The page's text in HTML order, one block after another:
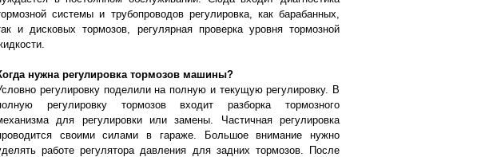
системы и трубопроводов регулировка, как барабанных,
и дисковых тормозов, регулярная проверка уровня тормозной
нужна регулировка тормозов машины?
регулировку поделили на полную и текущую регулировку. В
регулировку тормозов входит разборка тормозного
для регулировки или замены. Частичная регулировка
своими силами в гараже. Большое внимание нужно
работе регулятора давления для задних тормозов. После